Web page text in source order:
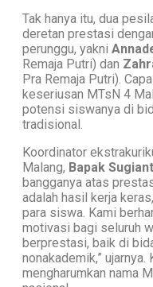
Tak hanya itu, dua
deretan prestasi
perunggu, yakni
Remaja Putri) dan
Pra Remaja Putri).
keseriusan MTsN 4
potensi siswanya di
tradisional.
Koordinator
Malang, Bapak
bangganya atas
adalah hasil kerja
para siswa. Kami
motivasi bagi seluruh
berprestasi, baik di
nonakademik,”
mengharumkan nama